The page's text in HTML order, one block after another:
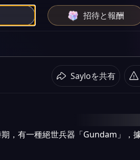
招待と報酬
Sayloを共有
，有一種絕世兵器「Gundam」，